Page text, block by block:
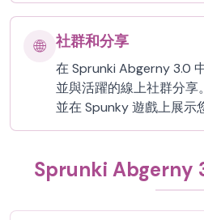
🌐 社群和分享
在 Sprunki Abgerny 3.0
並與活躍的線上社群分享
並在 Spunky 遊戲上展示
Sprunki Abgerny